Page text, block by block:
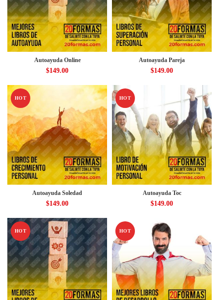
Autoayuda Online
$149.00
Autoayuda Pareja
$149.00
HOT
Autoayuda Soledad
$149.00
HOT
Autoayuda Toc
$149.00
HOT HOT